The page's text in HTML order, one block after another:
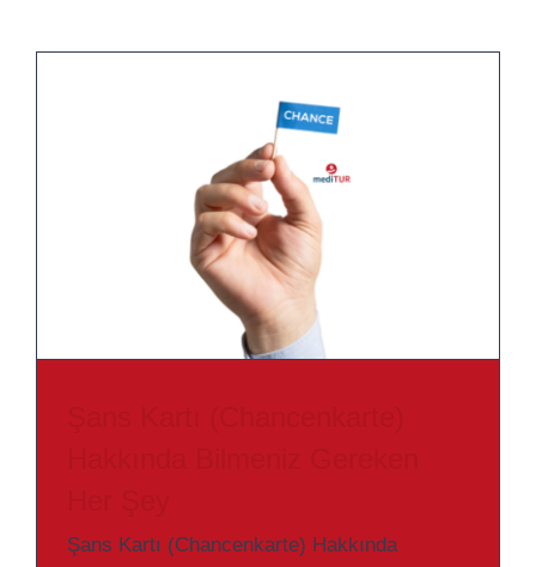
Şans Kartı (Chancenkarte) Hakkında